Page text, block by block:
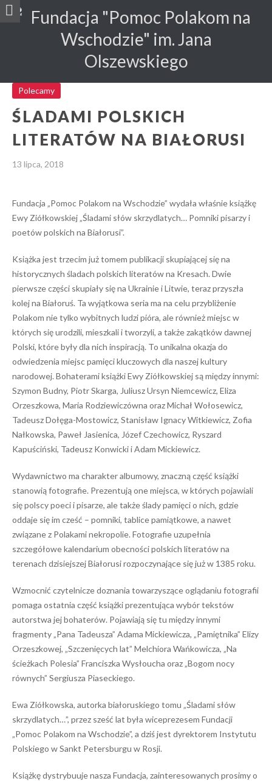
Polecamy
ŚLADAMI POLSKICH
LITERATÓW NA BIAŁORUSI
13 lipca, 2018
Fundacja „Pomoc Polakom na Wschodzie” wydała właśnie książkę
Ewy Ziółkowskiej „Śladami słów skrzydlatych… Pomniki pisarzy i
poetów polskich na Białorusi”.
Książka jest trzecim już tomem publikacji skupiającej się na
historycznych śladach polskich literatów na Kresach. Dwie
pierwsze części skupiały się na Ukrainie i Litwie, teraz przyszła
kolej na Białoruś. Ta wyjątkowa seria ma na celu przybliżenie
Polakom nie tylko wybitnych ludzi pióra, ale również miejsc w
których się urodzili, mieszkali i tworzyli, a także zakątków dawnej
Polski, które były dla nich inspiracją. To unikalna okazja do
odwiedzenia miejsc pamięci kluczowych dla naszej kultury
narodowej. Bohaterami książki Ewy Ziółkowskiej są między innymi:
Szymon Budny, Piotr Skarga, Juliusz Ursyn Niemcewicz, Eliza
Orzeszkowa, Maria Rodziewiczówna oraz Michał Wołosewicz,
Tadeusz Dołęga-Mostowicz, Stanisław Ignacy Witkiewicz, Zofia
Nałkowska, Paweł Jasienica, Józef Czechowicz, Ryszard
Kapuściński, Tadeusz Konwicki i Adam Mickiewicz.
Wydawnictwo ma charakter albumowy, znaczną część książki
stanowią fotografie. Prezentują one miejsca, w których pojawiali
się polscy poeci i pisarze, ale także ślady pamięci o nich, gdzie
oddaje się im cześć – pomniki, tablice pamiątkowe, a nawet
związane z Polakami nekropolie. Fotografie uzupełnia
szczegółowe kalendarium obecności polskich literatów na
terenach dzisiejszej Białorusi rozpoczynające się już w 1385 roku.
Wzmocnić czytelnicze doznania towarzyszące oglądaniu fotografii
pomaga ostatnia część książki prezentująca wybór tekstów
autorstwa jej bohaterów. Pojawiają się tu między innymi
fragmenty „Pana Tadeusza” Adama Mickiewicza, „Pamiętnika” Elizy
Orzeszkowej, „Szczenięcych lat” Melchiora Wańkowicza, „Na
ścieżkach Polesia” Franciszka Wysłoucha oraz „Bogom nocy
równych” Sergiusza Piaseckiego.
Ewa Ziółkowska, autorka białoruskiego tomu „Śladami słów
skrzydlatych…”, przez sześć lat była wiceprezesem Fundacji
„Pomoc Polakom na Wschodzie”, a dziś jest dyrektorem Instytutu
Polskiego w Sankt Petersburgu w Rosji.
Książkę dystrybuuje nasza Fundacja, zainteresowanych prosimy o